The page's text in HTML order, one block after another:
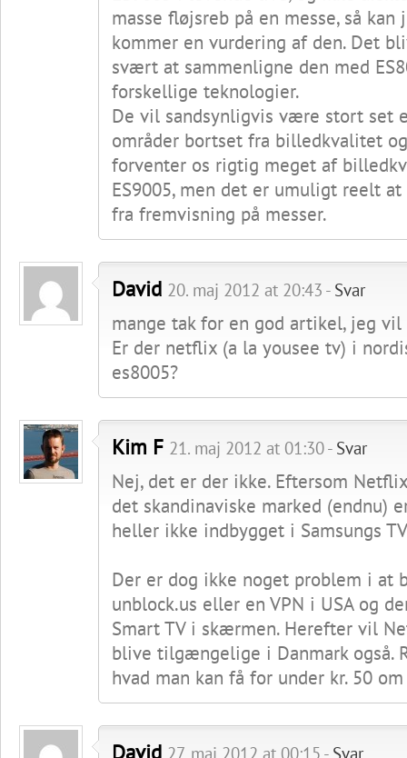
masse fløjsreb på en messe, så
kommer en vurdering af den. Det
svært at sammenligne den med
forskellige teknologier.
De vil sandsynligvis være stort set
områder bortset fra billedkvalitet
forventer os rigtig meget af
ES9005, men det er umuligt reelt
fra fremvisning på messer.
David 20. maj 2012 at 20:43 - Svar
mange tak for en god artikel, jeg
Er der netflix (a la yousee tv) i
es8005?
Kim F 21. maj 2012 at 01:30 - Svar
Nej, det er der ikke. Eftersom
det skandinaviske marked (endnu)
heller ikke indbygget i Samsungs
Der er dog ikke noget problem i at
unblock.us eller en VPN i USA og
Smart TV i skærmen. Herefter vil
blive tilgængelige i Danmark også.
hvad man kan få for under kr. 50
David 27. maj 2012 at 00:15 - Svar